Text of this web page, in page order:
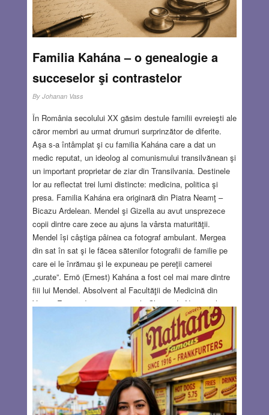
Familia Kahána – o genealogie a
succeselor şi contrastelor
By Johanan Vass
În România secolului XX găsim destule familii evreieşti ale
căror membri au urmat drumuri surprinzător de diferite.
Aşa s-a întâmplat şi cu familia Kahána care a dat un
medic reputat, un ideolog al comunismului transilvănean şi
un important proprietar de ziar din Transilvania. Destinele
lor au reflectat trei lumi distincte: medicina, politica şi
presa. Familia Kahána era originară din Piatra Neamţ –
Bicazu Ardelean. Mendel şi Gizella au avut unsprezece
copii dintre care zece au ajuns la vârsta maturităţii.
Mendel își câştiga pâinea ca fotograf ambulant. Mergea
din sat în sat şi le făcea sătenilor fotografii de familie pe
care ei le înrămau şi le expuneau pe pereţii camerei
„curate”. Ernö (Ernest) Kahána a fost cel mai mare dintre
fiii lui Mendel. Absolvent al Facultăţii de Medicină din
Viena, Ernö a devenit asistent la Clinica de Neuropsihiatrie
din Cluj, ocupându-se în special de psihoterapie. A criticat
teoriile lui Freud şi a devenit un adept al şcolii psihiatrice
adleriene. Dornic să cunoască necesitătile medicale ale
poporului, a devenit medic de circumscripţie la Miercurea
Ciuc, în secuimie, apoi a deschis o clinică psihiatrică la
Braşov.
Read more…
AUG 6, 2026 4 COMMENTS